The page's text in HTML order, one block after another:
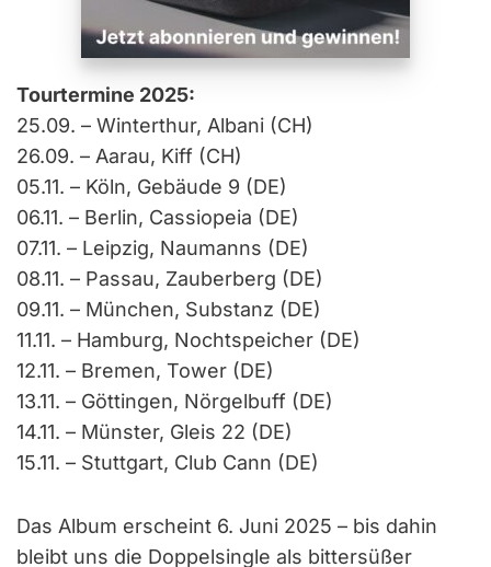
Tourtermine 2025:
25.09. – Winterthur, Albani (CH)
26.09. – Aarau, Kiff (CH)
05.11. – Köln, Gebäude 9 (DE)
06.11. – Berlin, Cassiopeia (DE)
07.11. – Leipzig, Naumanns (DE)
08.11. – Passau, Zauberberg (DE)
09.11. – München, Substanz (DE)
11.11. – Hamburg, Nochtspeicher (DE)
12.11. – Bremen, Tower (DE)
13.11. – Göttingen, Nörgelbuff (DE)
14.11. – Münster, Gleis 22 (DE)
15.11. – Stuttgart, Club Cann (DE)
Das Album erscheint 6. Juni 2025 – bis dahin
bleibt uns die Doppelsingle als bittersüßer